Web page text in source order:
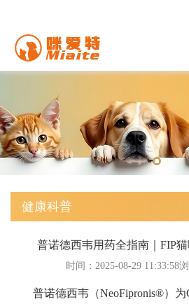
猫传腹揭秘
猫传腹类型
猫传腹治疗
品牌简介
品牌故事
宠物药品
健康护理
处方粮
疾病防治
意见反馈
隐私政策
编辑政策
健康科普
普诺德西韦用药全指南｜FIP
时间：2025-08-29 11:33:58
普诺德西韦（NeoFipronis®）为